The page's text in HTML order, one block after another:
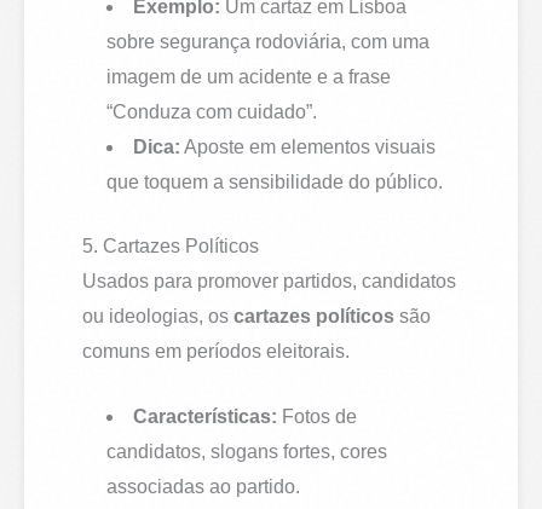
Exemplo: Um cartaz em Lisboa
sobre segurança rodoviária, com uma
imagem de um acidente e a frase
“Conduza com cuidado”.
Dica: Aposte em elementos visuais
que toquem a sensibilidade do público.
5. Cartazes Políticos
Usados para promover partidos, candidatos
ou ideologias, oscartazes políticos são
comuns em períodos eleitorais.
Características: Fotos de
candidatos, slogans fortes, cores
associadas ao partido.